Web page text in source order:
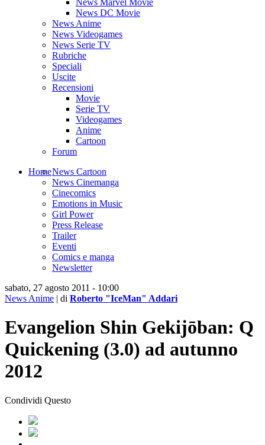
News DC Movie
News Anime
News Videogames
News Serie TV
Rubriche
Speciali
Uscite
Recensioni
Movie
Serie TV
Videogames
Anime
Cartoon
Forum
HomeNews Cartoon
News Cinemanga
Cinecomics
Emotions in Music
Girl Power
Press Release
Trailer
Eventi
Comics e manga
Newsletter
sabato, 27 agosto 2011 - 10:00
News Anime | di Roberto "IceMan" Addari
Evangelion Shin Gekijōban: Q
Quickening (3.0) ad autunno
2012
Condividi Questo